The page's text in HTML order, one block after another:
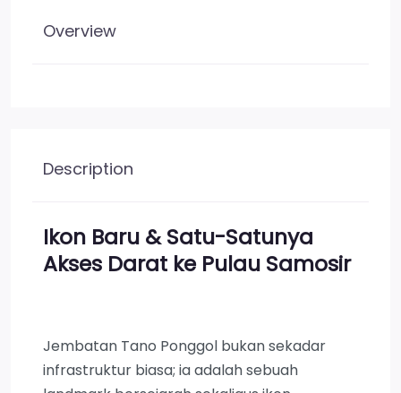
Overview
Description
Ikon Baru & Satu-Satunya
Akses Darat ke Pulau Samosir
Jembatan Tano Ponggol bukan sekadar
infrastruktur biasa; ia adalah sebuah